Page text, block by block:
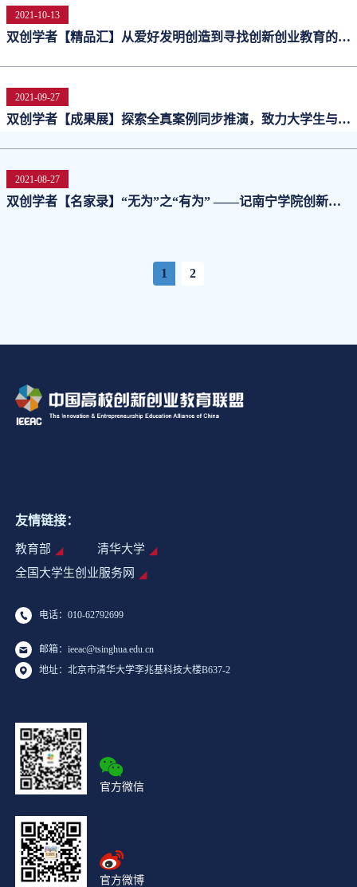
2021-10-13
双创学者【精品汇】从爱好发明创造到寻找创新创业教育的探
2021-09-27
双创学者【成果展】探索全真案例同步推演，致力大学生与退
授
2021-08-27
双创学者【名家录】“无为”之“有为” ——记南宁学院创新创
1 2
友情链接：
教育部
清华大学
全国大学生创业服务网
电话：010-62792699
邮箱：ieeac@tsinghua.edu.cn
地址：北京市清华大学李兆基科技大楼B637-2
官方微信
官方微博